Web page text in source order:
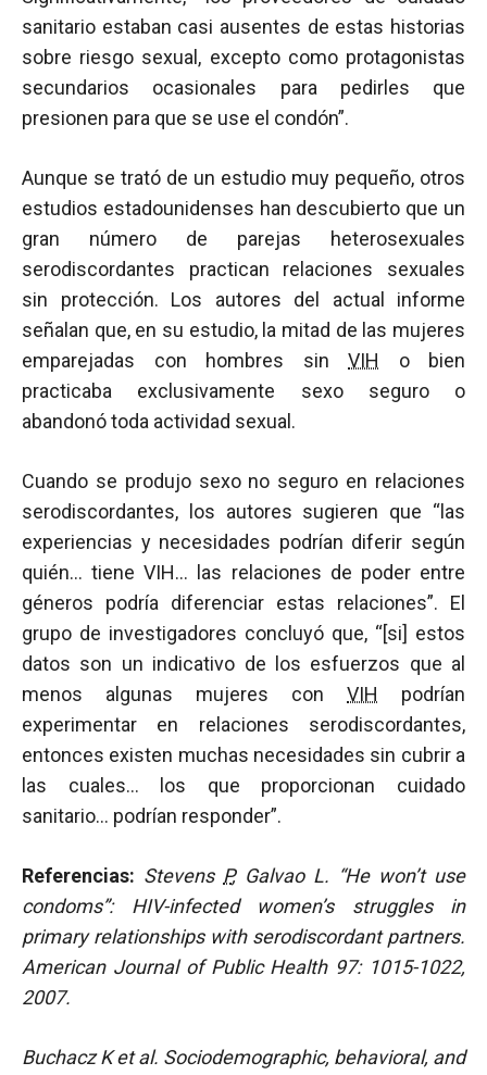
sanitario estaban casi ausentes de estas historias
sobre riesgo sexual, excepto como protagonistas
secundarios ocasionales para pedirles que
presionen para que se use el condón”.
Aunque se trató de un estudio muy pequeño, otros
estudios estadounidenses han descubierto que un
gran número de parejas heterosexuales
serodiscordantes practican relaciones sexuales
sin protección. Los autores del actual informe
señalan que, en su estudio, la mitad de las mujeres
emparejadas con hombres sin VIH o bien
practicaba exclusivamente sexo seguro o
abandonó toda actividad sexual.
Cuando se produjo sexo no seguro en relaciones
serodiscordantes, los autores sugieren que “las
experiencias y necesidades podrían diferir según
quién… tiene VIH… las relaciones de poder entre
géneros podría diferenciar estas relaciones”. El
grupo de investigadores concluyó que, “[si] estos
datos son un indicativo de los esfuerzos que al
menos algunas mujeres con VIH podrían
experimentar en relaciones serodiscordantes,
entonces existen muchas necesidades sin cubrir a
las cuales… los que proporcionan cuidado
sanitario… podrían responder”.
Referencias: Stevens P, Galvao L. “He won’t use
condoms”: HIV-infected women’s struggles in
primary relationships with serodiscordant partners.
American Journal of Public Health 97: 1015-1022,
2007.
Buchacz K et al. Sociodemographic, behavioral, and